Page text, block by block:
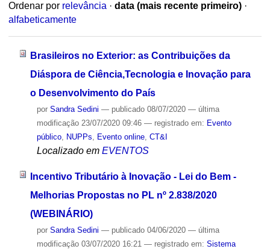
Ordenar por relevância · data (mais recente primeiro) ·
alfabeticamente
Brasileiros no Exterior: as Contribuições da
Diáspora de Ciência,Tecnologia e Inovação para
o Desenvolvimento do País
por Sandra Sedini — publicado08/07/2020 — última
modificação23/07/2020 09:46 — registrado em: Evento
público, NUPPs Evento online, CT&I
Localizado em EVENTOS
Incentivo Tributário à Inovação - Lei do Bem -
Melhorias Propostas no PL nº 2.838/2020
(WEBINÁRIO)
por Sandra Sedini — publicado04/06/2020 — última
modificação03/07/2020 16:21 — registrado em: Sistema